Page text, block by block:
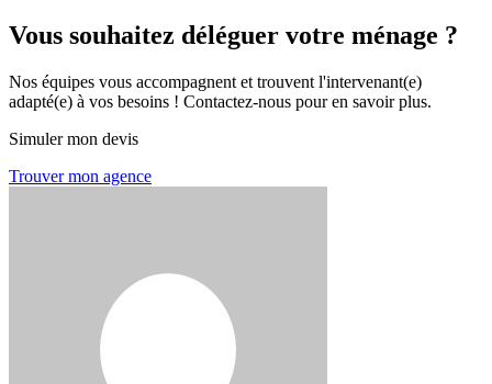
Vous souhaitez déléguer votre ménage ?
Nos équipes vous accompagnent et trouvent l'intervenant(e)
adapté(e) à vos besoins ! Contactez-nous pour en savoir plus.
Simuler mon devis
Trouver mon agence